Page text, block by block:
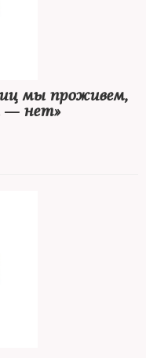
мы проживем,
— нет»